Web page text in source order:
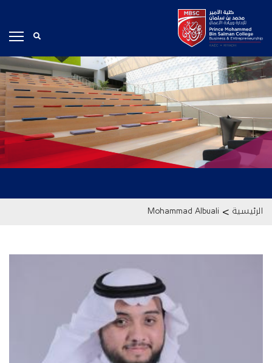
الرئيسية >
Mohammad Albuali